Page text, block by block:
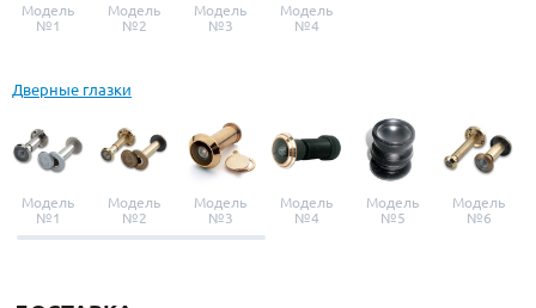
Модель
№1
Модель
№2
Модель
№3
Модель
№4
Дверные глазки
Модель
№1
Модель
№2
Модель
№3
Модель
№4
Модель
№5
Модель
№6